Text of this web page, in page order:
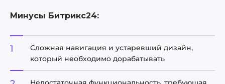
Минусы Битрикс24:
Сложная навигация и устаревший дизайн,
который необходимо дорабатывать